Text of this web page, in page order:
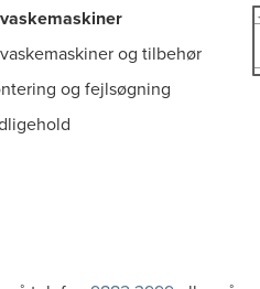
og tilbehør
og fejlsøgning